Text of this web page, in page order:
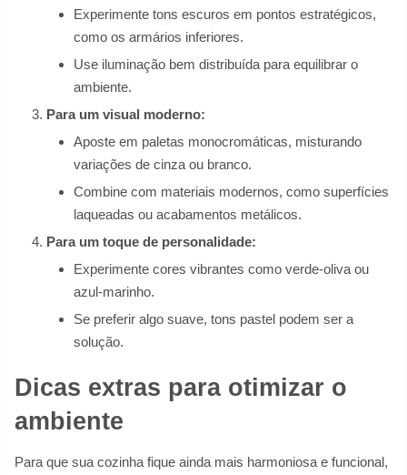
Experimente tons escuros em pontos estratégicos,
como os armários inferiores.
Use iluminação bem distribuída para equilibrar o
ambiente.
Para um visual moderno:
Aposte em paletas monocromáticas, misturando
variações de cinza ou branco.
Combine com materiais modernos, como superfícies
laqueadas ou acabamentos metálicos.
Para um toque de personalidade:
Experimente cores vibrantes como verde-oliva ou
azul-marinho.
Se preferir algo suave, tons pastel podem ser a
solução.
Dicas extras para otimizar o
ambiente
Para que sua cozinha fique ainda mais harmoniosa e funcional,